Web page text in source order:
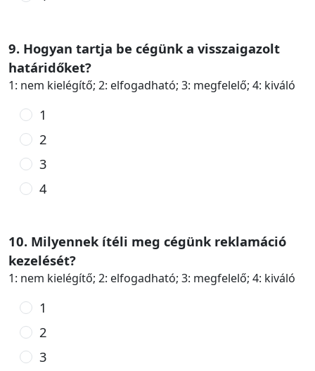
9. Hogyan tartja be cégünk a visszaigazolt
határidőket?
1: nem kielégítő; 2: elfogadható; 3: megfelelő; 4: kiváló
1
2
3
4
10. Milyennek ítéli meg cégünk reklamáció
kezelését?
1: nem kielégítő; 2: elfogadható; 3: megfelelő; 4: kiváló
1
2
3